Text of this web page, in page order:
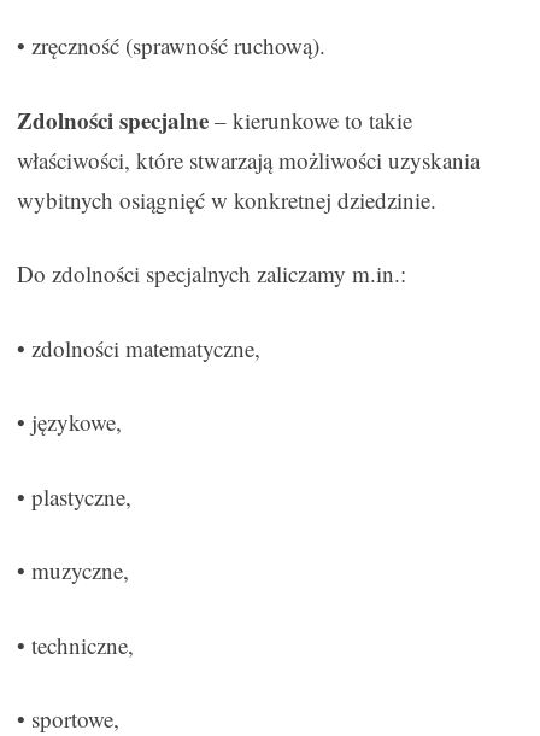
• zręczność (sprawność ruchową).
Zdolności specjalne– kierunkowe to takie
właściwości, które stwarzają możliwości uzyskania
wybitnych osiągnięć w konkretnej dziedzinie.
Do zdolności specjalnych zaliczamy m.in.:
• zdolności matematyczne,
• językowe,
• plastyczne,
• muzyczne,
• techniczne,
• sportowe,